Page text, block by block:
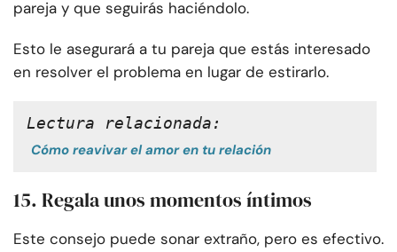
pareja y que seguirás haciéndolo.
Esto le asegurará a tu pareja que estás interesado
en resolver el problema en lugar de estirarlo.
Lectura relacionada:
Cómo reavivar el amor en tu relación
15. Regala unos momentos íntimos
Este consejo puede sonar extraño, pero es efectivo.